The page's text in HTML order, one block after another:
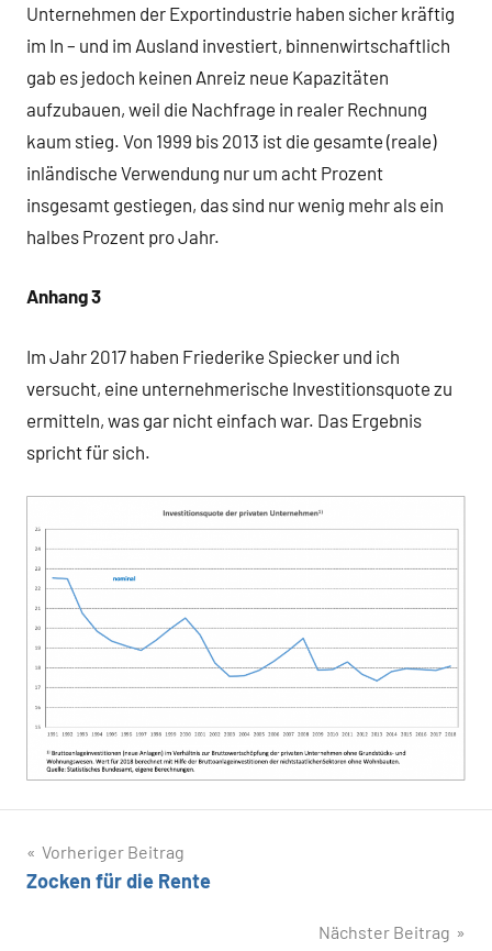
Unternehmen der Exportindustrie haben sicher kräftig
im In – und im Ausland investiert, binnenwirtschaftlich
gab es jedoch keinen Anreiz neue Kapazitäten
aufzubauen, weil die Nachfrage in realer Rechnung
kaum stieg. Von 1999 bis 2013 ist die gesamte (reale)
inländische Verwendung nur um acht Prozent
insgesamt gestiegen, das sind nur wenig mehr als ein
halbes Prozent pro Jahr.
Anhang 3
Im Jahr 2017 haben Friederike Spiecker und ich
versucht, eine unternehmerische Investitionsquote zu
ermitteln, was gar nicht einfach war. Das Ergebnis
spricht für sich.
Beitragsnavigation
Vorheriger Beitrag
Zocken für die Rente
Nächster Beitrag